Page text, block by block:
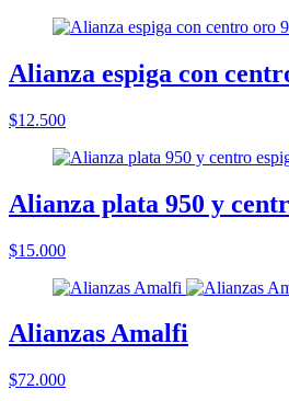
Alianza espiga con
$12.500
Alianza plata 950 y
$15.000
Alianzas Amalfi
$72.000